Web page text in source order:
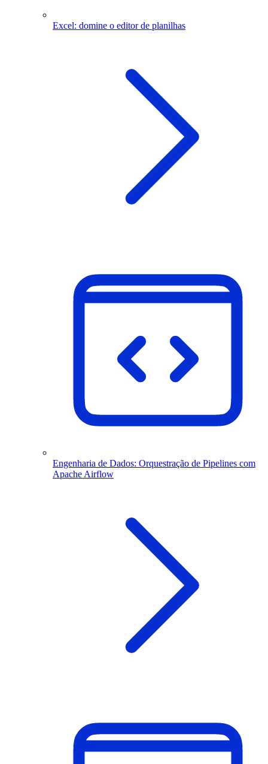
Excel: domine o editor de planilhas
Engenharia de Dados: Orquestração de Pipelines com
Apache Airflow